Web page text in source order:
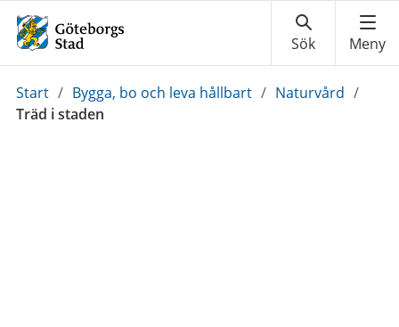
Du
är
Start / Bygga, bo och leva hållbart / Naturvård /
Träd i staden